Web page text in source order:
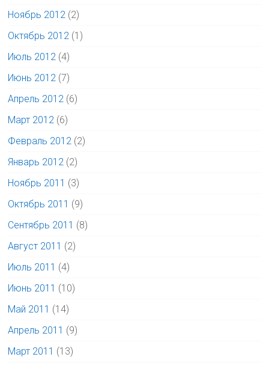
Ноябрь 2012 (2)
Октябрь 2012 (1)
Июль 2012 (4)
Июнь 2012 (7)
Апрель 2012 (6)
Март 2012 (6)
Февраль 2012 (2)
Январь 2012 (2)
Ноябрь 2011 (3)
Октябрь 2011 (9)
Сентябрь 2011 (8)
Август 2011 (2)
Июль 2011 (4)
Июнь 2011 (10)
Май 2011 (14)
Апрель 2011 (9)
Март 2011 (13)